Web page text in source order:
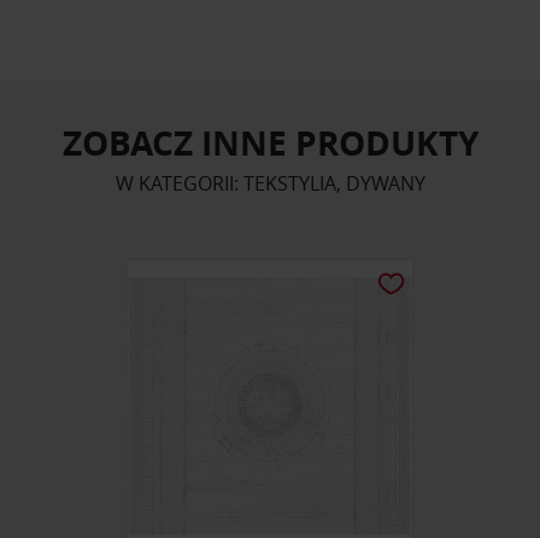
ZOBACZ INNE PRODUKTY
W KATEGORII: TEKSTYLIA, DYWANY